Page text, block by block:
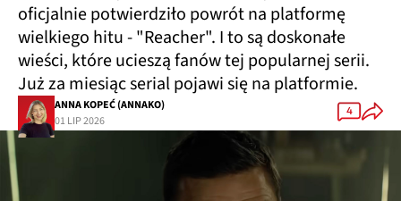
oficjalnie potwierdziło powrót na platformę
wielkiego hitu - "Reacher". I to są doskonałe
wieści, które ucieszą fanów tej popularnej serii.
Już za miesiąc serial pojawi się na platformie.
ANNA KOPEĆ (ANNAKO)
01 LIP 2026
4